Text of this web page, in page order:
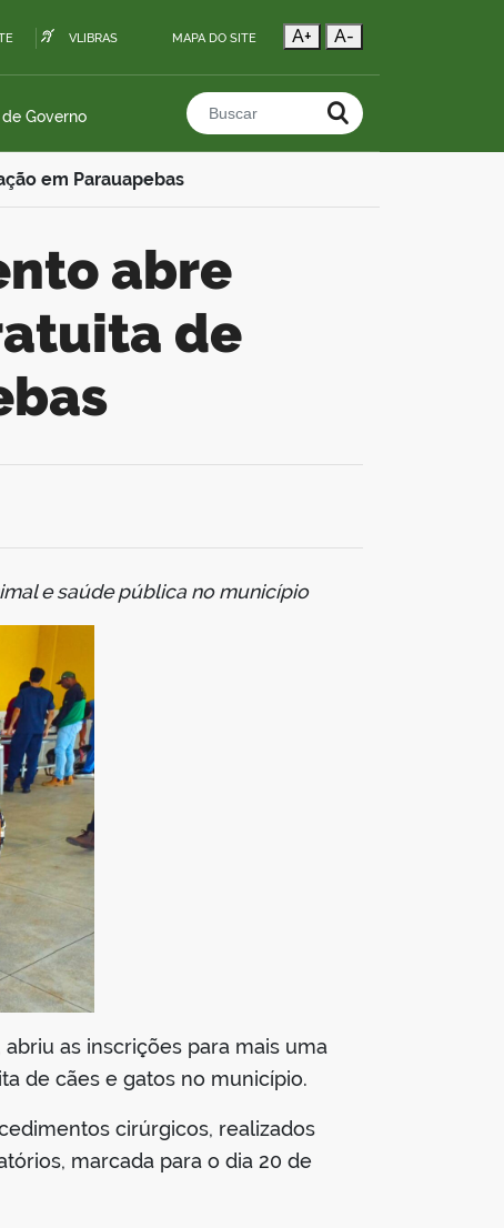
VLIBRAS MAPA DO SITE A+ A-
Governo Buscar no portal
em Parauapebas
de
e saúde pública no município
as inscrições para mais uma
de cães e gatos no município.
cirúrgicos, realizados
marcada para o dia 20 de